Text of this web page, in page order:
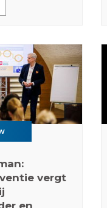
vergt
en